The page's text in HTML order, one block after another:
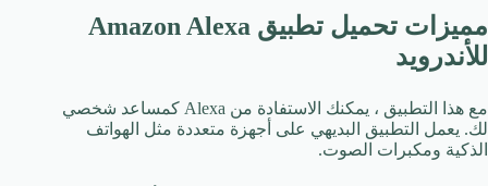
مميزات تحميل تطبيق Amazon Alexa
للأندرويد
مع هذا التطبيق ، يمكنك الاستفادة من Alexa كمساعد شخصي
لك. يعمل التطبيق البديهي على أجهزة متعددة مثل الهواتف
الذكية ومكبرات الصوت.